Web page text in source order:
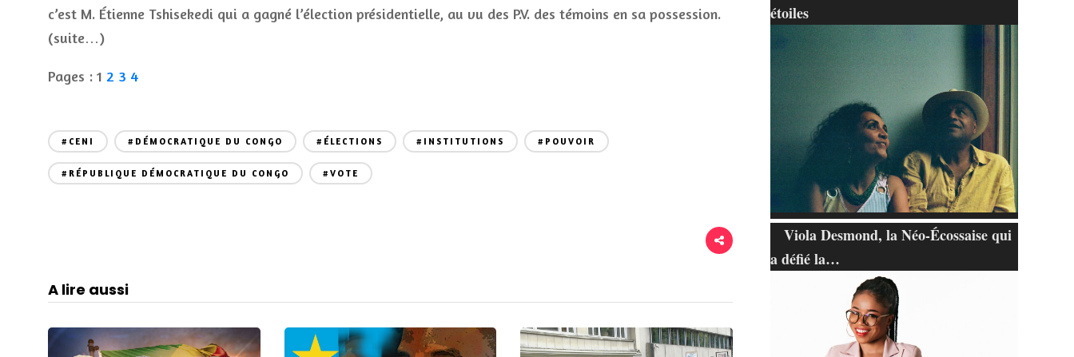
c’est M. Étienne Tshisekedi qui a gagné l’élection présidentielle, au vu des P.V. des témoins en sa possession.
(suite…)
Pages : 1 2 3 4
#CENI #DÉMOCRATIQUE DU CONGO #ÉLECTIONS #INSTITUTIONS #POUVOIR
#RÉPUBLIQUE DÉMOCRATIQUE DU CONGO #VOTE
A lire aussi
étoiles
Viola Desmond, la Néo-Écossaise qui
a défié la…